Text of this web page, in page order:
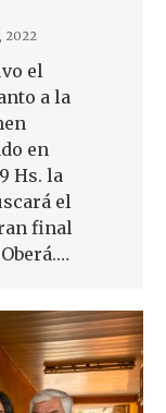
2022
el
a la
en
Hs. la
el
final